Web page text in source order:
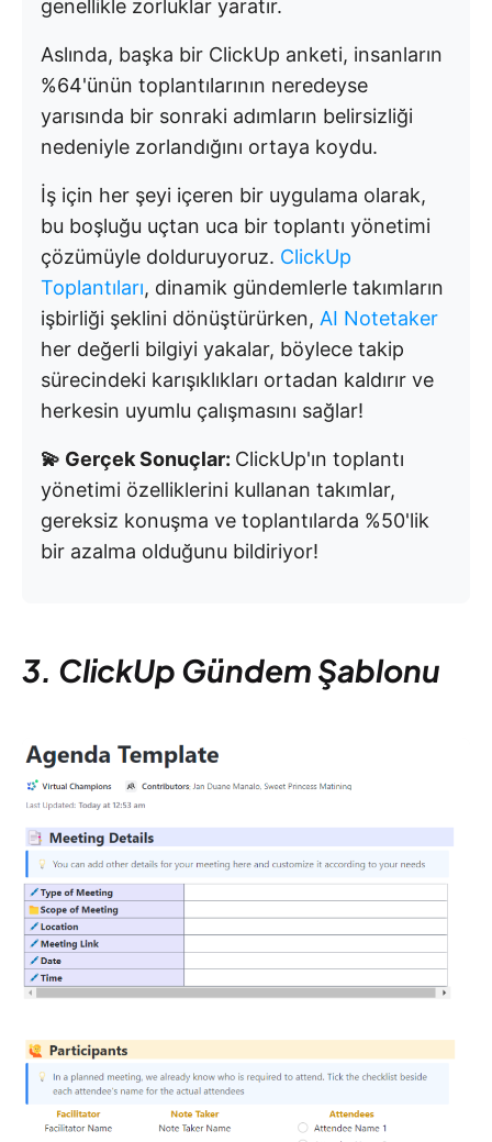
genellikle zorluklar yaratır.
Aslında, başka bir ClickUp anketi, insanların
%64'ünün toplantılarının neredeyse
yarısında bir sonraki adımların belirsizliği
nedeniyle zorlandığını ortaya koydu.
İş için her şeyi içeren bir uygulama olarak,
bu boşluğu uçtan uca bir toplantı yönetimi
çözümüyle dolduruyoruz. ClickUp
Toplantıları, dinamik gündemlerle takımların
işbirliği şeklini dönüştürürken, AI Notetaker
her değerli bilgiyi yakalar, böylece takip
sürecindeki karışıklıkları ortadan kaldırır ve
herkesin uyumlu çalışmasını sağlar!
💫 Gerçek Sonuçlar: ClickUp'ın toplantı
yönetimi özelliklerini kullanan takımlar,
gereksiz konuşma ve toplantılarda %50'lik
bir azalma olduğunu bildiriyor!
3. ClickUp Gündem Şablonu